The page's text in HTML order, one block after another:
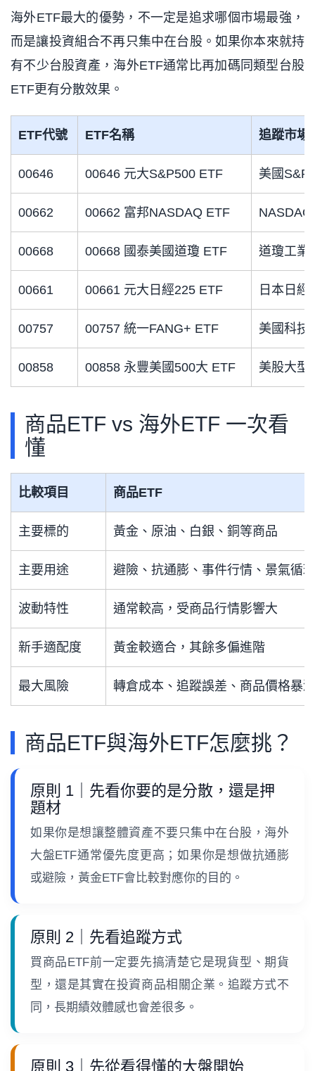
海外ETF最大的優勢，不一定是追求哪個市場最強，
而是讓投資組合不再只集中在台股。如果你本來就持
有不少台股資產，海外ETF通常比再加碼同類型台股
ETF更有分散效果。
ETF代號 ETF名稱 追蹤市場
00646 00646 元大S&P500 ETF 美國
00662 00662 富邦NASDAQ ETF
00668 00668 國泰美國道瓊 ETF 道瓊工業
00661 00661 元大日經225 ETF 日本日經
00757 00757 統一FANG+ ETF 美國科技
00858 00858 永豐美國500大 ETF 美股大型
商品ETF vs 海外ETF 一次看
懂
比較項目 商品ETF
主要標的 黃金、原油、白銀、銅等商品
主要用途 避險、抗通膨、事件行情、景氣循環
波動特性 通常較高，受商品行情影響大
新手適配度 黃金較適合，其餘多偏進階
最大風險 轉倉成本、追蹤誤差、商品價格暴
商品ETF與海外ETF怎麼挑？
原則 1｜先看你要的是分散，還是押
題材
如果你是想讓整體資產不要只集中在台股，海外
大盤ETF通常優先度更高；如果你是想做抗通膨
或避險，黃金ETF會比較對應你的目的。
原則 2｜先看追蹤方式
買商品ETF前一定要先搞清楚它是現貨型、期貨
型，還是其實在投資商品相關企業。追蹤方式不
同，長期績效體感也會差很多。
原則 3｜先從看得懂的大盤開始